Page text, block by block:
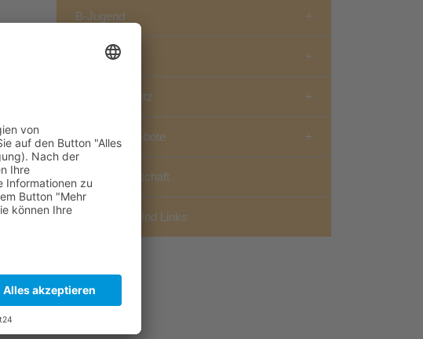
B-Jugend
A-Jugend
Jugend-Schutz
Weitere Angebote
Spielgemeinschaft
Downloads Und Links